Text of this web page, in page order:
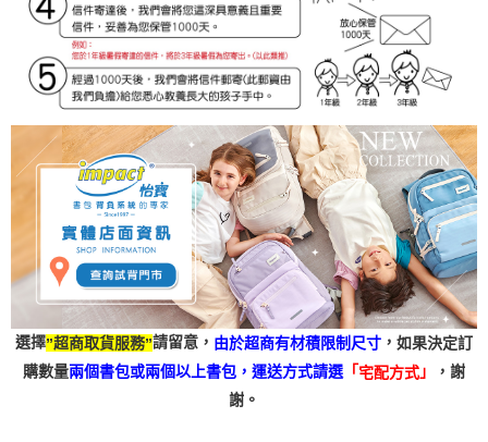
選擇”超商取貨服務”請留意， 由於超商有材積限制尺寸 ， 如果決定訂
購數量兩個書包或兩個以上書包， 運送方式請選 「 宅配方式」
，謝
謝。